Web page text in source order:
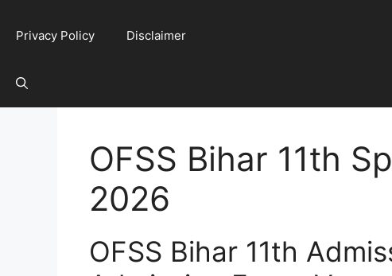
Privacy Policy Disclaimer
OFSS Bihar 11th
2026
OFSS Bihar 11th